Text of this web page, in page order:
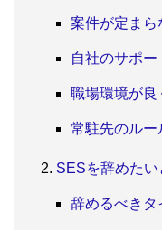
案件が定まら
自社のサポー
職場環境が良
常駐先のルー
SESを辞めた
辞めるべきタ